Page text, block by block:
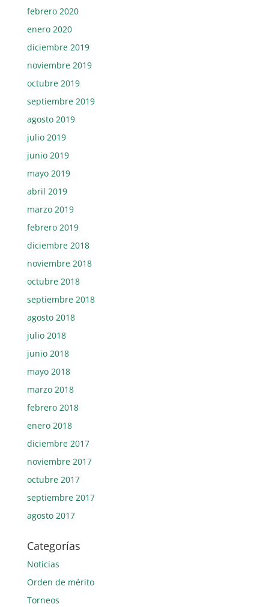
febrero 2020
enero 2020
diciembre 2019
noviembre 2019
octubre 2019
septiembre 2019
agosto 2019
julio 2019
junio 2019
mayo 2019
abril 2019
marzo 2019
febrero 2019
diciembre 2018
noviembre 2018
octubre 2018
septiembre 2018
agosto 2018
julio 2018
junio 2018
mayo 2018
marzo 2018
febrero 2018
enero 2018
diciembre 2017
noviembre 2017
octubre 2017
septiembre 2017
agosto 2017
Categorías
Noticias
Orden de mérito
Torneos